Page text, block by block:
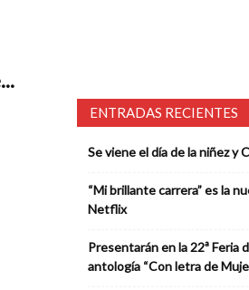
ENTRADAS RECIENTES
Se viene el día de la niñez y
“Mi brillante carrera” es la
Netflix
Presentarán en la 22ª Feria
antología “Con letra de